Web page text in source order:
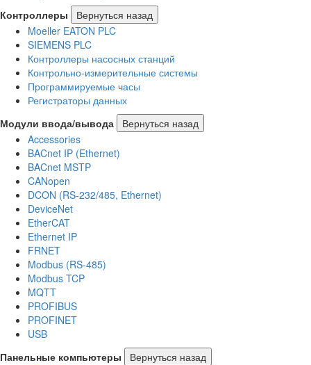
Контроллеры
Вернуться назад
Moeller EATON PLC
SIEMENS PLC
Контроллеры насосных станций
Контрольно-измерительные системы
Программируемые часы
Регистраторы данных
Модули ввода/вывода
Вернуться назад
Accessories
BACnet IP (Ethernet)
BACnet MSTP
CANopen
DCON (RS-232/485, Ethernet)
DeviceNet
EtherCAT
Ethernet IP
FRNET
Modbus (RS-485)
Modbus TCP
MQTT
PROFIBUS
PROFINET
USB
Панельные компьютеры
Вернуться назад